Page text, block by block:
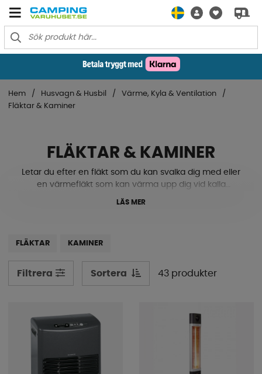
Hem Husvagn & Husbil
Värme, Kyla & Ventilation
Fläktar & Kaminer
FLÄKTAR & KAMINER
Letar du efter en fläkt som du kan svalka dig med eller
en värmefläkt som kan värma upp dig vid kalla
temperaturer? Vi har fläktar, värmefläktar, infravärmare
LÄS MER
FLÄKTAR KAMINER
Filtrera Sortera 43 produkter